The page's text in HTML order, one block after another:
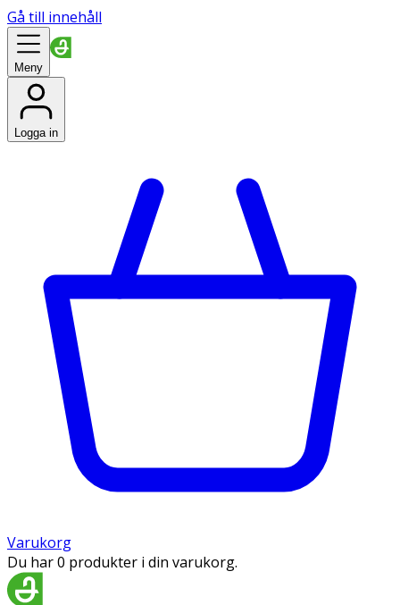
Gå till innehåll
Meny
Logga in
Varukorg
Du har 0 produkter i din varukorg.